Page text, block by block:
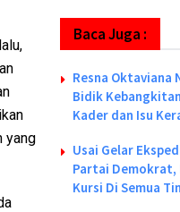
Baca Juga :
Resna Oktaviana
Bidik
Kader dan Isu
Usai Gelar
Partai Demokrat,
Kursi Di Semua
yang